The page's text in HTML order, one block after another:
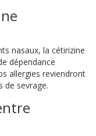
nasaux, la cétirizine
dépendance
allergies reviendront
de sevrage.